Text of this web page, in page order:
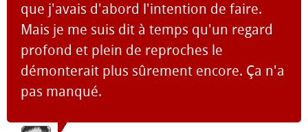
que j'avais d'abord l'intention de faire.
Mais je me suis dit à temps qu'un regard
profond et plein de reproches le
démonterait plus sûrement encore. Ça n'a
pas manqué.